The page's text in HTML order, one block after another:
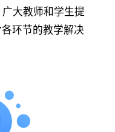
大教师和学生提
环节的教学解决